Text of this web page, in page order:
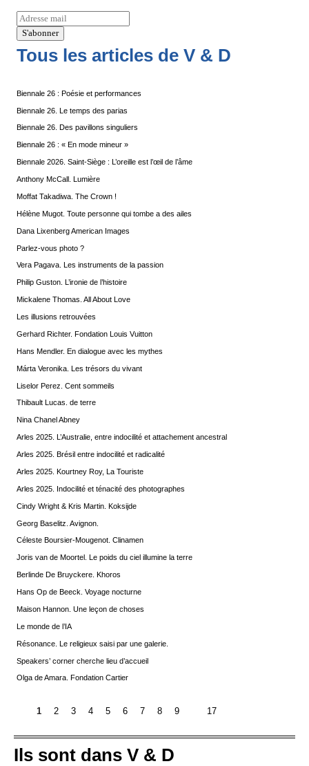
Tous les articles de V & D
Biennale 26 : Poésie et performances
Biennale 26. Le temps des parias
Biennale 26. Des pavillons singuliers
Biennale 26 : « En mode mineur »
Biennale 2026. Saint-Siège : L’oreille est l’œil de l’âme
Anthony McCall. Lumière
Moffat Takadiwa. The Crown !
Hélène Mugot. Toute personne qui tombe a des ailes
Dana Lixenberg American Images
Parlez-vous photo ?
Vera Pagava. Les instruments de la passion
Philip Guston. L’ironie de l’histoire
Mickalene Thomas. All About Love
Les illusions retrouvées
Gerhard Richter. Fondation Louis Vuitton
Hans Mendler. En dialogue avec les mythes
Márta Veronika. Les trésors du vivant
Liselor Perez. Cent sommeils
Thibault Lucas. de terre
Nina Chanel Abney
Arles 2025. L’Australie, entre indocilité et attachement ancestral
Arles 2025. Brésil entre indocilité et radicalité
Arles 2025. Kourtney Roy, La Touriste
Arles 2025. Indocilité et ténacité des photographes
Cindy Wright & Kris Martin. Koksijde
Georg Baselitz. Avignon.
Céleste Boursier-Mougenot. Clinamen
Joris van de Moortel. Le poids du ciel illumine la terre
Berlinde De Bruyckere. Khoros
Hans Op de Beeck. Voyage nocturne
Maison Hannon. Une leçon de choses
Le monde de l’IA
Résonance. Le religieux saisi par une galerie.
Speakers’ corner cherche lieu d’accueil
Olga de Amara. Fondation Cartier
1 2 3 4 5 6 7 8 9 17
Ils sont dans V & D